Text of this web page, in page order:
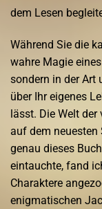
dem Lesen
Während Sie die
wahre Magie
sondern in der Art
über Ihr eigenes
lässt. Die Welt
auf dem neuesten
genau dieses
eintauchte, fand
Charaktere
enigmatischen